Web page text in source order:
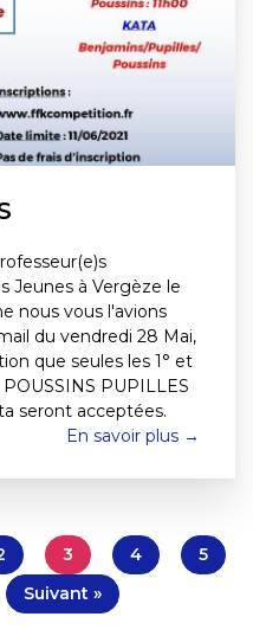
Jeunes à Vergèze le
nous vous l'avions
du vendredi 28 Mai,
que seules les 1° et
PUPILLES
seront acceptées.
En savoir plus →
3 4
5
Suivant »